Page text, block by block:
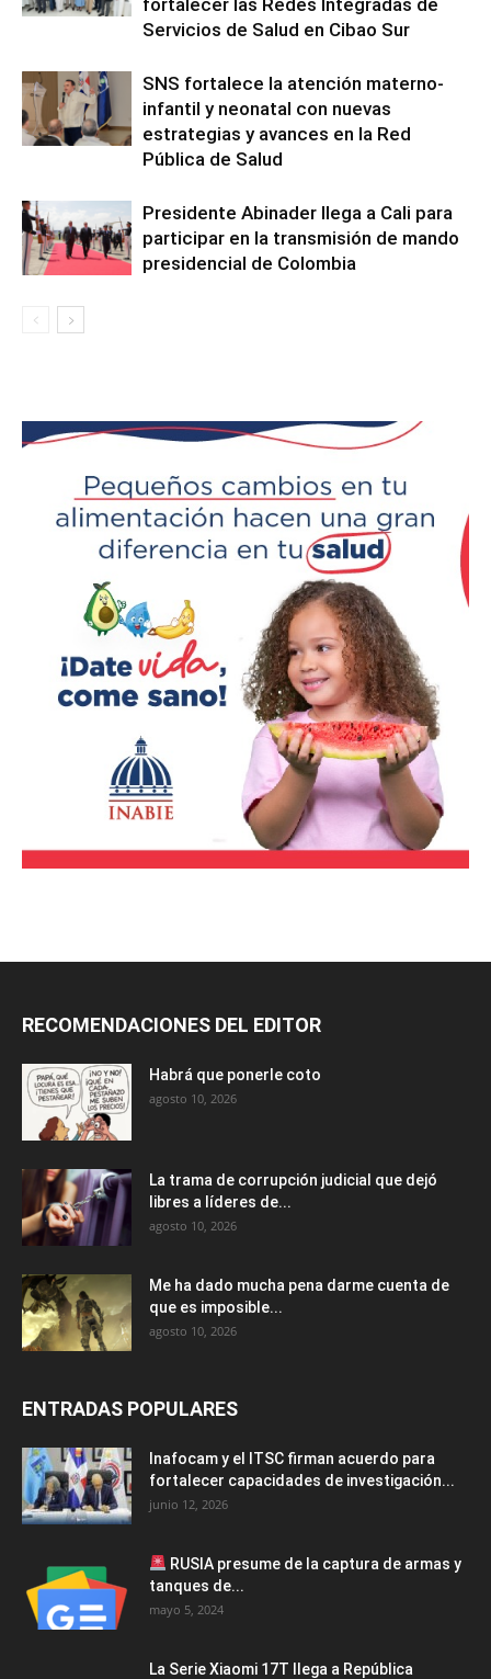
Servicios de Salud en Cibao Sur
SNS fortalece la atención materno-
infantil y neonatal con nuevas
estrategias y avances en la Red
Pública de Salud
Presidente Abinader llega a Cali para
participar en la transmisión de mando
presidencial de Colombia
RECOMENDACIONES DEL EDITOR
Habrá que ponerle coto
agosto 10, 2026
La trama de corrupción judicial que dejó
libres a líderes de...
agosto 10, 2026
Me ha dado mucha pena darme cuenta de
que es imposible...
agosto 10, 2026
ENTRADAS POPULARES
Inafocam y el ITSC firman acuerdo para
fortalecer capacidades de investigación...
junio 12, 2026
RUSIA presume de la captura de armas y
tanques de...
mayo 5, 2024
La Serie Xiaomi 17T llega a República